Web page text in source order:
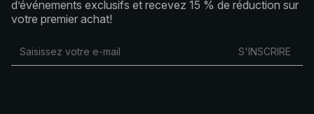
d’événements exclusifs et recevez 15 % de réduction sur
votre premier achat!
S'INSCRIRE